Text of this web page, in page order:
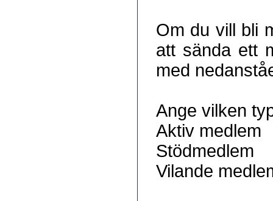
Om du vill bli
att sända ett
med
Ange vilken
Aktiv medlem
Stödmedlem
Vilande